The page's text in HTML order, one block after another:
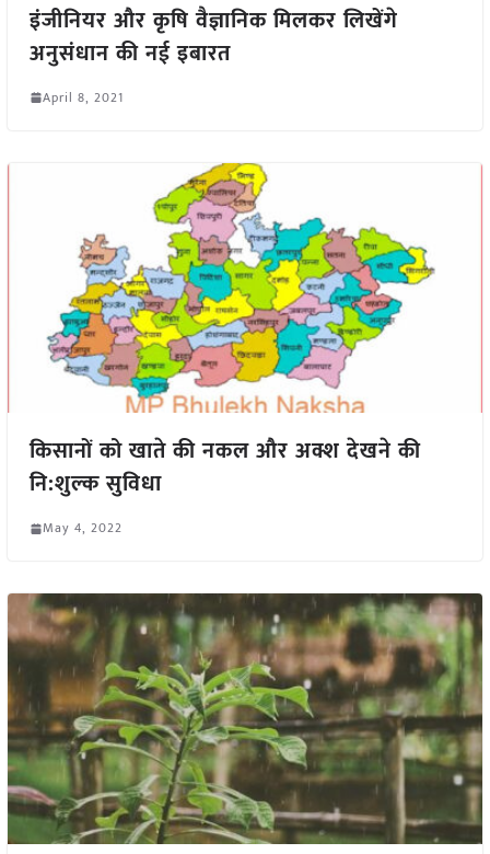
इंजीनियर और कृषि वैज्ञानिक मिलकर लिखेंगे
अनुसंधान की नई इबारत
April 8, 2021
किसानों को खाते की नकल और अक्श देखने की
नि:शुल्क सुविधा
May 4, 2022